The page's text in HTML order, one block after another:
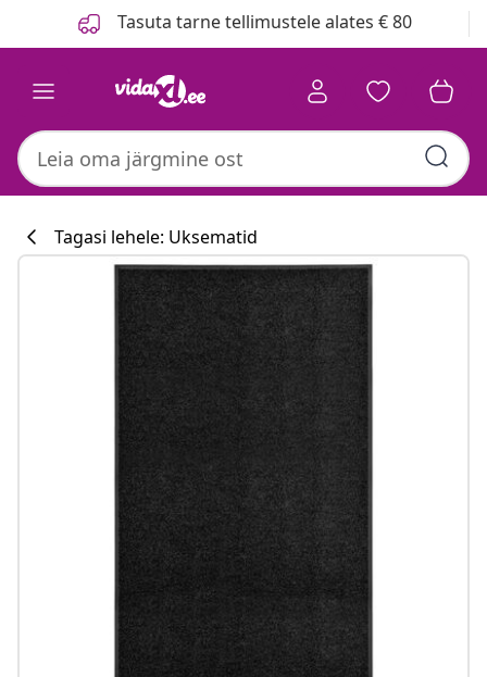
Tasuta tarne tellimustele alates € 80
#sharemevidaxl
Tagasi lehele: Uksematid